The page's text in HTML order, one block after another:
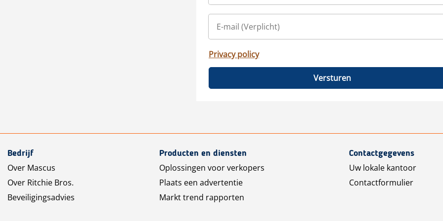
Privacy policy
Versturen
Bedrijf
Over Mascus
Over Ritchie Bros.
Beveiligingsadvies
Producten en diensten
Oplossingen voor verkopers
Plaats een advertentie
Markt trend rapporten
Contactgegevens
Uw lokale kantoor
Contactformulier